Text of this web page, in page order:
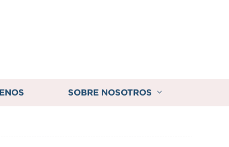
SOBRE NOSOTROS